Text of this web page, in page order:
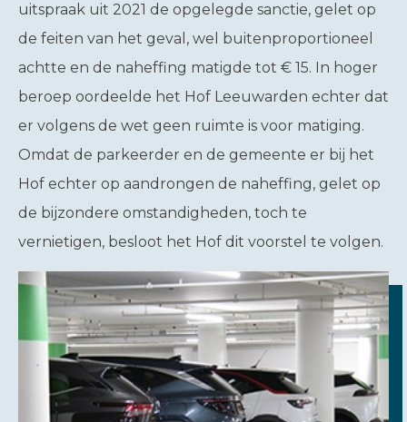
uitspraak uit 2021 de opgelegde sanctie, gelet op
de feiten van het geval, wel buitenproportioneel
achtte en de naheffing matigde tot € 15. In hoger
beroep oordeelde het Hof Leeuwarden echter dat
er volgens de wet geen ruimte is voor matiging.
Omdat de parkeerder en de gemeente er bij het
Hof echter op aandrongen de naheffing, gelet op
de bijzondere omstandigheden, toch te
vernietigen, besloot het Hof dit voorstel te volgen.